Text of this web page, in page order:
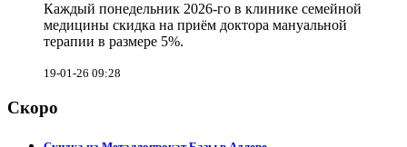
Каждый понедельник 2026-го в клинике семейной
медицины скидка на приём доктора мануальной
терапии в размере 5%.
19-01-26 09:28
Скоро